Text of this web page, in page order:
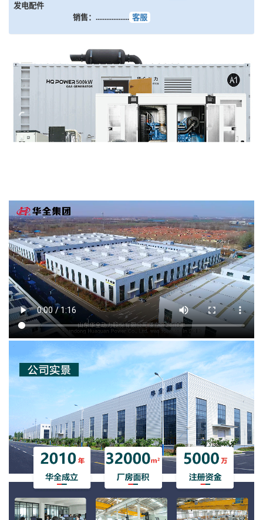
发电配件
销售：................... 客服